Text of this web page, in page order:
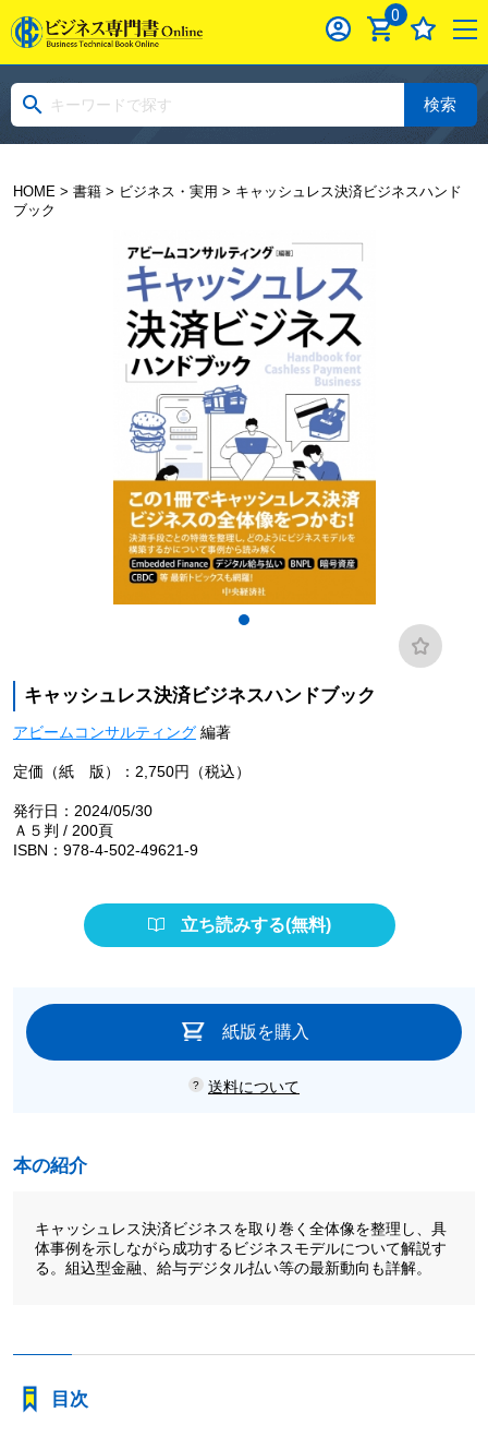
0
検索
HOME> 書籍> ビジネス・実用 > キャッシュレス決済ビジネスハンド
ブック
キャッシュレス決済ビジネスハンドブック
アビームコンサルティング編著
定価（紙 版）：2,750円（税込）
発行日：2024/05/30
Ａ５判 / 200頁
ISBN：978-4-502-49621-9
立ち読みする(無料)
紙版を購入
送料について
本の紹介
キャッシュレス決済ビジネスを取り巻く全体像を整理し、具
体事例を示しながら成功するビジネスモデルについて解説す
る。組込型金融、給与デジタル払い等の最新動向も詳解。
目次